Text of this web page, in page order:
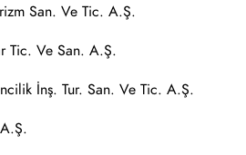
San. Ve Tic. A.Ş.
Tic. Ve San. A.Ş.
İnş. Tur. San. Ve Tic. A.Ş.